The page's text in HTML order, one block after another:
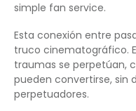
simple fan service.
Esta conexión entre
truco cinematográfico.
traumas se perpetúan,
pueden convertirse, sin
perpetuadores.